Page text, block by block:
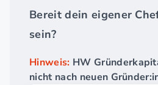
Bereit dein eigener
sein?
Hinweis: HW
nicht nach neuen